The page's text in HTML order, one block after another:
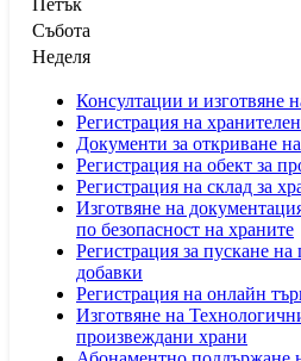
Петък
Събота
Неделя
Консултации и изготвяне
Регистрация на
Документи за откриване
Регистрация на обект за
Регистрация на склад за
Изготвяне на
по безопасност на храните
Регистрaция за пускане на
добавки
Регистрация на онлайн
Изготвяне на
произвеждани храни